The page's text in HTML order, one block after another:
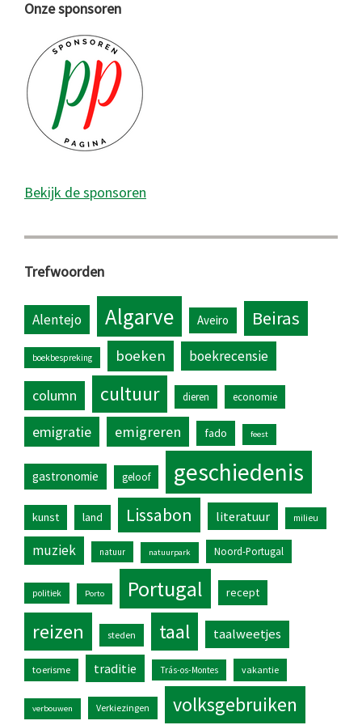
Onze sponsoren
Bekijk de sponsoren
Trefwoorden
Alentejo Algarve Aveiro Beiras
boekbespreking boeken boekrecensie
column cultuur dieren economie
emigratie emigreren fado feest
gastronomie geloof geschiedenis
kunst land Lissabon literatuur milieu
muziek natuur natuurpark Noord-Portugal
politiek Porto Portugal recept
reizen steden taal taalweetjes
toerisme traditie Trás-os-Montes vakantie
verbouwen Verkiezingen volksgebruiken